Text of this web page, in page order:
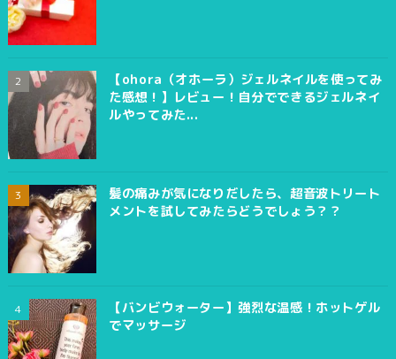
【ohora（オホーラ）ジェルネイルを使ってみ
た感想！】レビュー！自分でできるジェルネイ
ルやってみた...
髪の痛みが気になりだしたら、超音波トリート
メントを試してみたらどうでしょう？？
【バンビウォーター】強烈な温感！ホットゲル
でマッサージ